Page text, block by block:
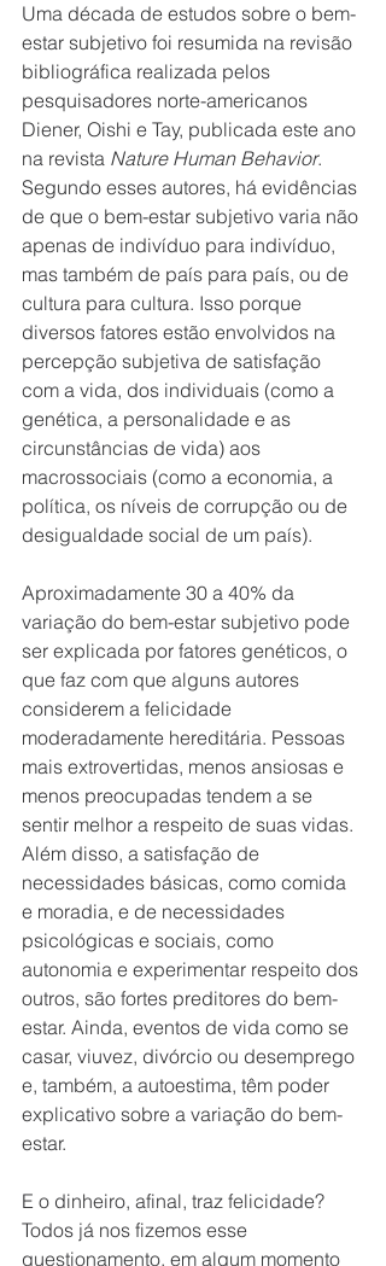
Uma década de estudos sobre o bem-
estar subjetivo foi resumida na revisão
bibliográfica realizada pelos
pesquisadores norte-americanos
Diener, Oishi e Tay, publicada este ano
na revista Nature Human Behavior.
Segundo esses autores, há evidências
de que o bem-estar subjetivo varia não
apenas de indivíduo para indivíduo,
mas também de país para país, ou de
cultura para cultura. Isso porque
diversos fatores estão envolvidos na
percepção subjetiva de satisfação
com a vida, dos individuais (como a
genética, a personalidade e as
circunstâncias de vida) aos
macrossociais (como a economia, a
política, os níveis de corrupção ou de
desigualdade social de um país).
Aproximadamente 30 a 40% da
variação do bem-estar subjetivo pode
ser explicada por fatores genéticos, o
que faz com que alguns autores
considerem a felicidade
moderadamente hereditária. Pessoas
mais extrovertidas, menos ansiosas e
menos preocupadas tendem a se
sentir melhor a respeito de suas vidas.
Além disso, a satisfação de
necessidades básicas, como comida
e moradia, e de necessidades
psicológicas e sociais, como
autonomia e experimentar respeito dos
outros, são fortes preditores do bem-
estar. Ainda, eventos de vida como se
casar, viuvez, divórcio ou desemprego
e, também, a autoestima, têm poder
explicativo sobre a variação do bem-
estar.
E o dinheiro, afinal, traz felicidade?
Todos já nos fizemos esse
questionamento, em algum momento